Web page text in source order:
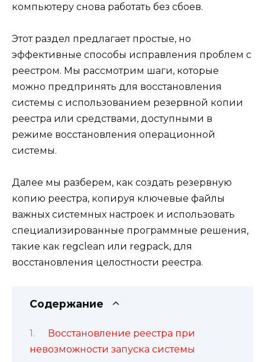
компьютеру снова работать без сбоев.
Этот раздел предлагает простые, но
эффективные способы исправления проблем с
реестром. Мы рассмотрим шаги, которые
можно предпринять для восстановления
системы с использованием резервной копии
реестра или средствами, доступными в
режиме восстановления операционной
системы.
Далее мы разберем, как создать резервную
копию реестра, копируя ключевые файлы
важных системных настроек и использовать
специализированные программные решения,
такие как regclean или regpack, для
восстановления целостности реестра.
Содержание
Восстановление реестра при
невозможности запуска системы